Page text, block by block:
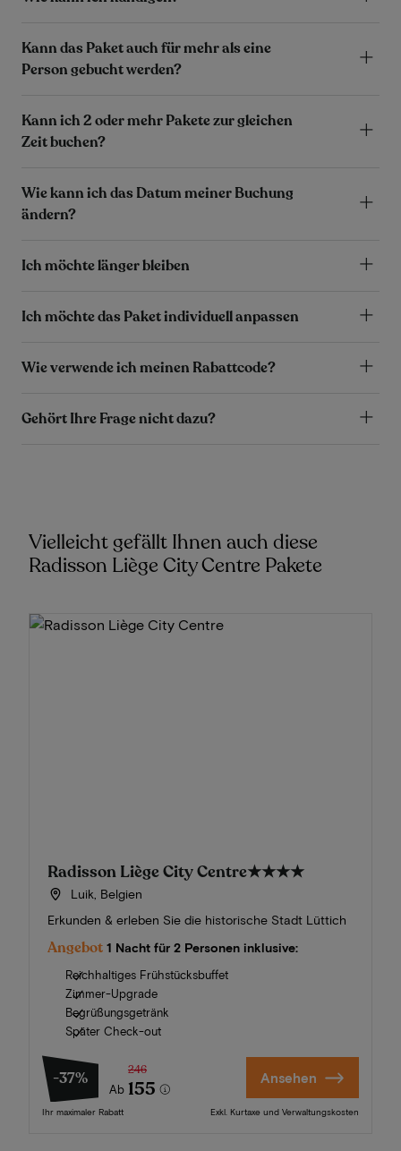
Kann das Paket auch für mehr als eine
Person gebucht werden?
Kann ich 2 oder mehr Pakete zur gleichen
Zeit buchen?
Wie kann ich das Datum meiner Buchung
ändern?
Ich möchte länger bleiben
Ich möchte das Paket individuell anpassen
Wie verwende ich meinen Rabattcode?
Gehört Ihre Frage nicht dazu?
Vielleicht gefällt Ihnen auch diese
Radisson Liège City Centre Pakete
Radisson Liège City Centre★★★★
Luik, Belgien
Erkunden & erleben Sie die historische Stadt Lüttich
Angebot 1 Nacht für 2 Personen inklusive:
Reichhaltiges Frühstücksbuffet
Zimmer-Upgrade
Begrüßungsgetränk
Später Check-out
-37%
Ab
246
155
Ihr maximaler Rabatt
Ansehen
Exkl. Kurtaxe und Verwaltungskosten